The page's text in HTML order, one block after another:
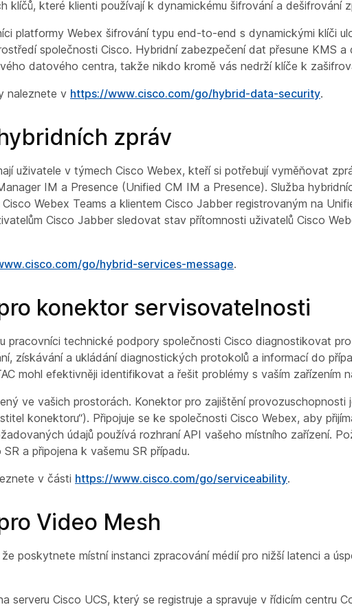
které klienti používají k dynamickému šifrování a dešifrování
platformy Webex šifrování typu end-to-end s dynamickými klíči
společnosti Cisco. Hybridní zabezpečení dat přesune KMS a
datového centra, takže nikdo kromě vás nedrží klíče k
naleznete v https://www.cisco.com/go/hybrid-data-security.
zpráv
uživatele v týmech Cisco Webex, kteří si potřebují vyměňovat
IM a Presence (Unified CM IM a Presence). Služba
Webex Teams a klientem Cisco Jabber registrovaným na
Cisco Jabber sledovat stav přítomnosti uživatelů Cisco
go/hybrid-services-message.
konektor servisovatelnosti
pracovníci technické podpory společnosti Cisco diagnostikovat
získávání a ukládání diagnostických protokolů a informací do
mohl efektivněji identifikovat a řešit problémy s vaším zařízením
ve vašich prostorách. Konektor pro zajištění provozuschopnosti
konektoru“). Připojuje se ke společnosti Cisco Webex, aby
údajů používá rozhraní API vašeho místního zařízení.
a připojena k vašemu SR případu.
v části https://www.cisco.com/go/serviceability.
Video Mesh
poskytnete místní instanci zpracování médií pro nižší latenci a
serveru Cisco UCS, který se registruje a spravuje v řídicím centru